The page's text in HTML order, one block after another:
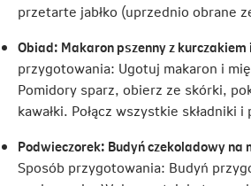
przetarte jabłko (uprzednio obrane
Obiad: Makaron pszenny z
przygotowania: Ugotuj makaron i
Pomidory sparz, obierz ze skórki,
kawałki. Połącz wszystkie składniki
Podwieczorek: Budyń czekoladowy na
Sposób przygotowania: Budyń